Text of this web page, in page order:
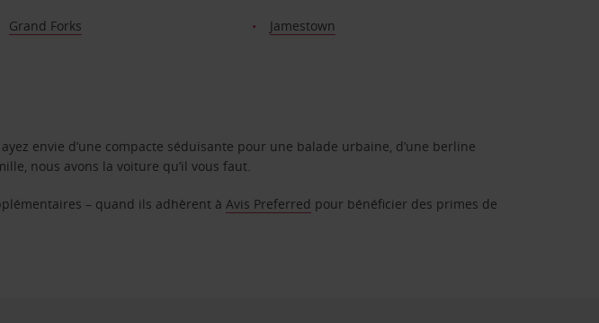
Grand Forks
Jamestown
envie d’une compacte séduisante pour une balade urbaine, d’une berline
nous avons la voiture qu’il vous faut.
– quand ils adhèrent àAvis Preferred pour bénéficier des primes de